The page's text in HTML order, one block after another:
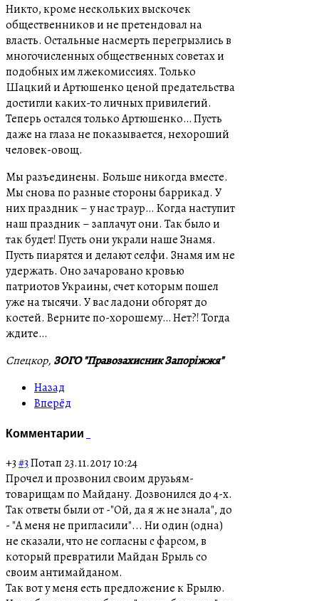
Никто, кроме нескольких выскочек
общественников и не претендовал на
власть. Остальные насмерть перегрызлись в
многочисленных общественных советах и
подобных им лжекомиссиях. Только
Шацкий и Артюшенко ценой предательства
достигли каких-то личных привилегий.
Теперь остался только Артюшенко… Пусть
даже на глаза не показывается, нехороший
человек-овощ.
Мы разъединены. Больше никогда вместе.
Мы снова по разные стороны баррикад. У
них праздник – у нас траур… Когда наступит
наш праздник – заплачут они. Так было и
так будет! Пусть они украли наше Знамя.
Пусть пиарятся и делают селфи. Знамя им не
удержать. Оно зачаровано кровью
патриотов Украины, счет которым пошел
уже на тысячи. У вас ладони обгорят до
костей. Верните по-хорошему… Нет?! Тогда
ждите…
Спецкор, ЗОГО "Правозахисник Запоріжжя"
Назад
Вперёд
Комментарии
+3#3Потап 23.11.2017 10:24
Прочел и прозвонил своим друзьям-
товарищам по Майдану. Дозвонился до 4-х.
Так ответы были от -"Ой, да я ж не знала", до
- "А меня не пригласили"... Ни один (одна)
не сказали, что не согласны с фарсом, в
который превратили Майдан Брыль со
своим антимайданом.
Так вот у меня есть предложение к Брылю.